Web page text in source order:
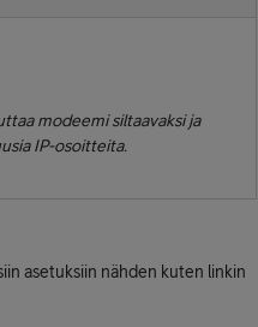
modeemi siltaavaksi ja
IP-osoitteita.
asetuksiin nähden kuten linkin